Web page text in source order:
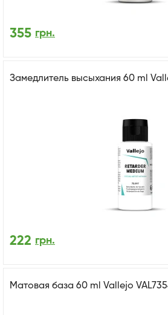
355 грн.
Замедлитель высыхания 60 ml
222 грн.
Матовая база 60 ml Vallejo